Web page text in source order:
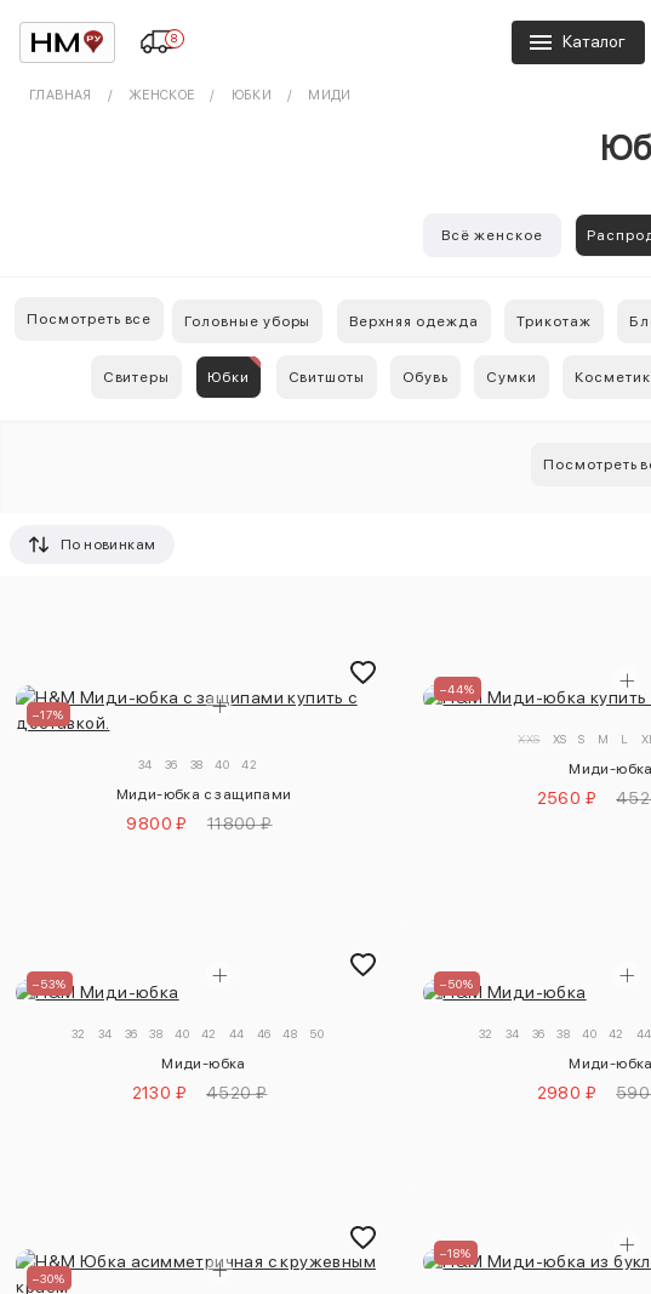
8 Каталог
ГЛАВНАЯ ЖЕНСКОЕ ЮБКИ МИДИ
Всё женское
Посмотреть все Головные уборы Верхняя одежда Трикотаж
Свитеры Юбки Свитшоты Обувь Сумки
Посмотреть
По новинкам
–17%
34 36 38 40 42
Миди-юбка с защипами
9800 ₽ 11800 ₽
–44%
XXS XS S M L XL
Миди-юбка
2560 ₽
–53%
32 34 36 38 40 42 44 46 48 50
Миди-юбка
2130 ₽ 4520 ₽
–50%
32 34 36 38 40 42 44
Миди-юбка
2980 ₽
–30%
–18%